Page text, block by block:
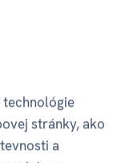
/ Svieže
technológie
stránky, ako
a